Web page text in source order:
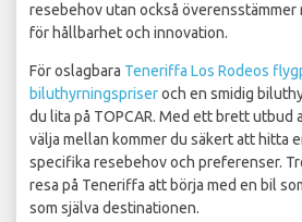
resebehov utan också överensstämmer
för hållbarhet och innovation.
För oslagbara Teneriffa Los Rodeos
biluthyrningspriseroch en smidig
du lita på TOPCAR. Med ett brett utbud
välja mellan kommer du säkert att hitta
specifika resebehov och preferenser.
resa på Teneriffa att börja med en bil
som själva destinationen.